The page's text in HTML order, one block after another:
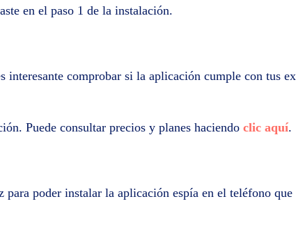
en el paso 1 de la instalación.
interesante comprobar si la aplicación cumple con tus
Puede consultar precios y planes haciendo clic aquí.
poder instalar la aplicación espía en el teléfono que